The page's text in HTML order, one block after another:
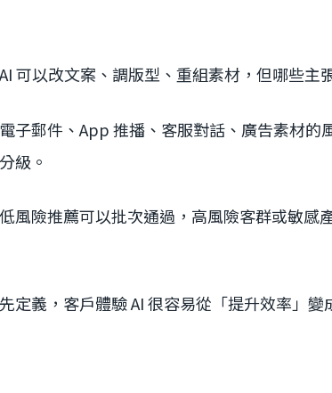
可以改文案、調版型、重組素材，但哪些主
子郵件、App 推播、客服對話、廣告素材的
級。
風險推薦可以批次通過，高風險客群或敏感
定義，客戶體驗 AI 很容易從「提升效率」